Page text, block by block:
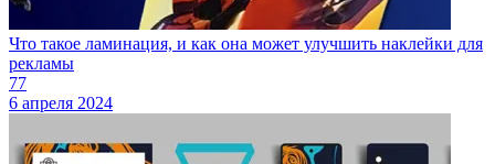
Что такое ламинация, и как она может улучшить наклейки для
рекламы
77
6 апреля 2024